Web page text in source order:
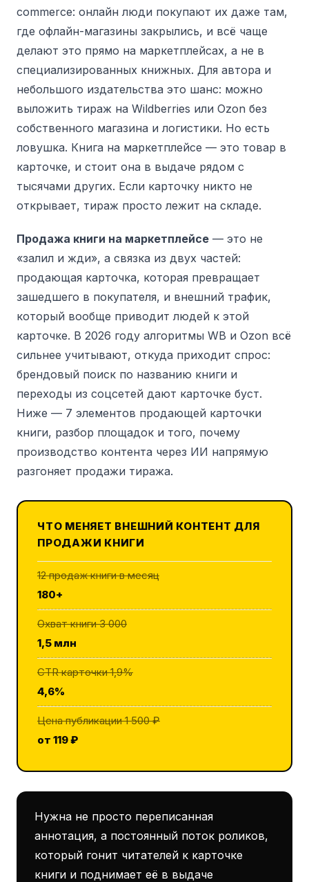
commerce: онлайн люди покупают их даже там,
где офлайн-магазины закрылись, и всё чаще
делают это прямо на маркетплейсах, а не в
специализированных книжных. Для автора и
небольшого издательства это шанс: можно
выложить тираж на Wildberries или Ozon без
собственного магазина и логистики. Но есть
ловушка. Книга на маркетплейсе — это товар в
карточке, и стоит она в выдаче рядом с
тысячами других. Если карточку никто не
открывает, тираж просто лежит на складе.
Продажа книги на маркетплейсе — это не
«залил и жди», а связка из двух частей:
продающая карточка, которая превращает
зашедшего в покупателя, и внешний трафик,
который вообще приводит людей к этой
карточке. В 2026 году алгоритмы WB и Ozon всё
сильнее учитывают, откуда приходит спрос:
брендовый поиск по названию книги и
переходы из соцсетей дают карточке буст.
Ниже — 7 элементов продающей карточки
книги, разбор площадок и того, почему
производство контента через ИИ напрямую
разгоняет продажи тиража.
ЧТО МЕНЯЕТ ВНЕШНИЙ КОНТЕНТ ДЛЯ
ПРОДАЖИ КНИГИ
12 продаж книги в месяц
180+
Охват книги 3 000
1,5 млн
CTR карточки 1,9%
4,6%
Цена публикации 1 500 ₽
от 119 ₽
Нужна не просто переписанная
аннотация, а постоянный поток роликов,
который гонит читателей к карточке
книги и поднимает её в выдаче